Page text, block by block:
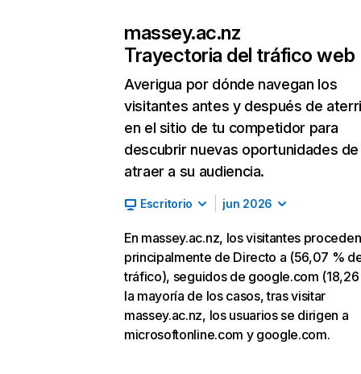
massey.ac.nz
Trayectoria del tráfico web
Averigua por dónde navegan los
visitantes antes y después de
en el sitio de tu competidor para
descubrir nuevas oportunidades de
atraer a su audiencia.
Escritorio jun 2026
En massey.ac.nz, los visitantes proceden
principalmente de Directo a (56,07 %
tráfico), seguidos de google.com (18,26
la mayoría de los casos, tras visitar
massey.ac.nz, los usuarios se dirigen a
microsoftonline.com y google.com.